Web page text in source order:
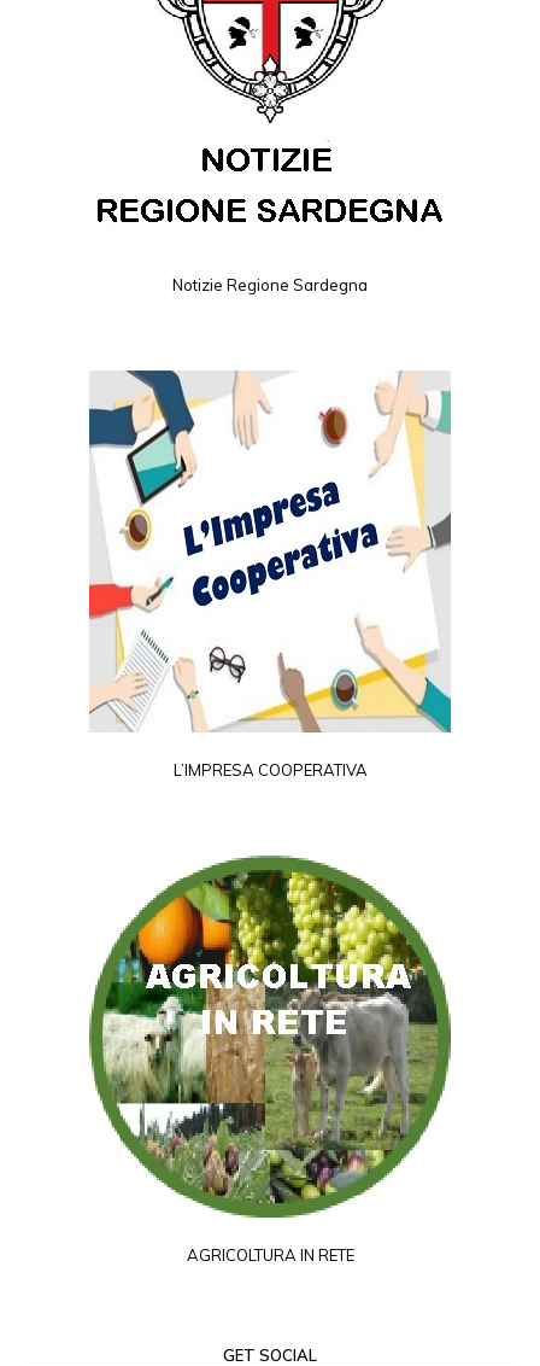
Notizie Regione Sardegna
L’IMPRESA COOPERATIVA
AGRICOLTURA IN RETE
GET SOCIAL